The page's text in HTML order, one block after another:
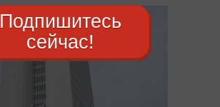
Подпишитесь
сейчас!